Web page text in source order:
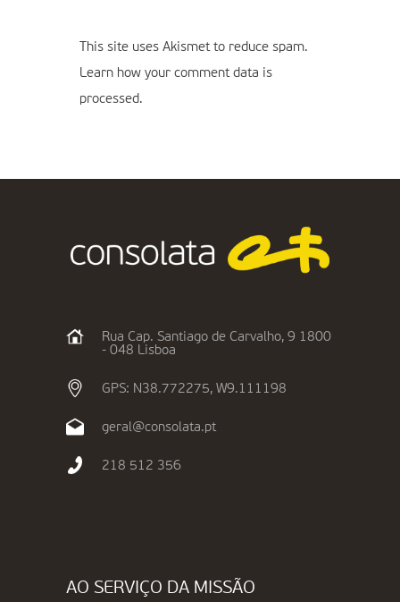
This site uses Akismet to reduce spam.
Learn how your comment data is
processed.
Rua Cap. Santiago de Carvalho, 9 1800
- 048 Lisboa
GPS: N38.772275, W9.111198
geral@consolata.pt
218 512 356
AO SERVIÇO DA MISSÃO